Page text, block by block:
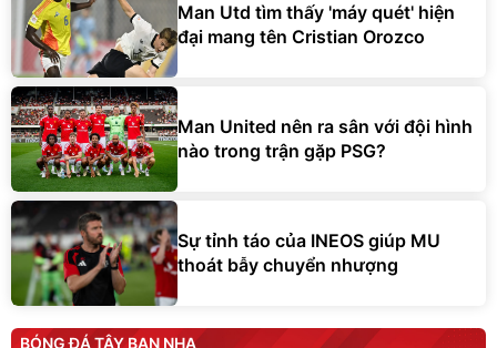
Man Utd tìm thấy 'máy quét' hiện
đại mang tên Cristian Orozco
Man United nên ra sân với đội hình
nào trong trận gặp PSG?
Sự tỉnh táo của INEOS giúp MU
thoát bẫy chuyển nhượng
BÓNG ĐÁ TÂY BAN NHA